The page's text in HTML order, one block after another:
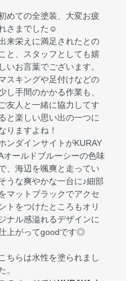
めての全塗装、大変お疲
さまでした☺
来栄えに満足されたとの
こと、スタッフとしても嬉
しいお言葉でございます。
スキングや足付けなどの
し手間のかかる作業も、
ご友人と一緒に協力してす
ると楽しい思い出の一つに
りますよね！
ンダインサイトがKURAY
オールドブルーシーの色味
、海辺を颯爽と走ってい
うな爽やかな一台に♪細部
マットブラックでアクセ
ントをつけたところもオリ
ナル感溢れるデザインに
上がってgoodです◎
こちらは水性を塗られまし
。